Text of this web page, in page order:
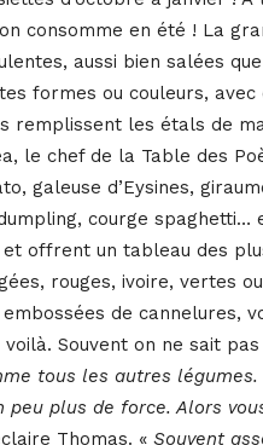
consomme en été ! La
aussi bien salées
formes ou couleurs,
remplissent les étals de
le chef de la Table des
galeuse d’Eysines,
courge
et offrent un tableau des
rouges, ivoire, vertes
de cannelures,
Souvent on ne sait
tous les autres
peu plus de force. Alors
Thomas. « Souvent